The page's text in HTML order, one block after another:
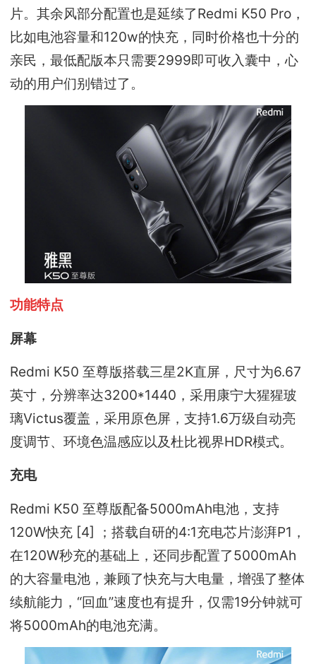
片。其余风部分配置也是延续了Redmi K50 Pro，
比如电池容量和120w的快充，同时价格也十分的
亲民，最低配版本只需要2999即可收入囊中，心
动的用户们别错过了。
功能特点
屏幕
Redmi K50 至尊版搭载三星2K直屏，尺寸为6.67
英寸，分辨率达3200*1440，采用康宁大猩猩玻
璃Victus覆盖，采用原色屏，支持1.6万级自动亮
度调节、环境色温感应以及杜比视界HDR模式。
充电
Redmi K50 至尊版配备5000mAh电池，支持
120W快充 [4] ；搭载自研的4:1充电芯⽚澎湃P1，
在120W秒充的基础上，还同步配置了5000mAh
的⼤容量电池，兼顾了快充与⼤电量，增强了整体
续航能⼒，“回血”速度也有提升，仅需19分钟就可
将5000mAh的电池充满。